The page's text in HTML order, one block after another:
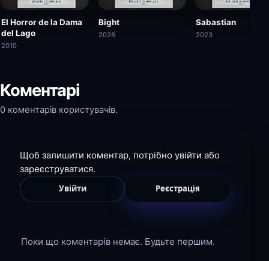
El Horror de la Dama
del Lago
2010
Bight
2026
Sabastian
2023
Коментарі
0 коментарів користувачів.
Щоб залишити коментар, потрібно увійти або
зареєструватися.
Увійти Реєстрація
Поки що коментарів немає. Будьте першим.